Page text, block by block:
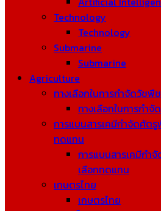
Technology
Technology
Submarine
Submarine
Agriculture
ทางเลือกในการกำจัดวัชพืช
ทางเลือกในการกำ
การแบนสารเคมีกำจัดศัต
ทดแทน
การแบนสารเคมีกำ
เลือกทดแทน
เกษตรไทย
เกษตรไทย